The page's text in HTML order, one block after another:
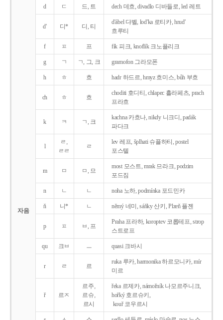
자음
d ㄷ 드, 트 dech 데흐, divadlo 디바들로, led 레트
d' 디* 디, 티
d'ábel 댜벨, lod'ka 로티카, hrud'
흐루티
f ㅍ 프 fík 피크, knoflík 크노플리크
g ㄱ ㄱ, 그, 크 gramofon 그라모폰
h ㅎ 흐 hadr 하드르, hmyz 흐미스, bůh 부흐
ch ㅎ 흐
choditi 호디티, chlapec 흘라페츠, prach
프라흐
k ㅋ ㄱ, 크
kachna 카흐나, nikdy 니크디, padák
파다크
l
ㄹ,
ㄹㄹ
ㄹ
lev 레프, šplhati 슈플하티, postel
포스텔
m ㅁ ㅁ, 므
most 모스트, mrak 므라크, podzim
포드짐
n ㄴ ㄴ noha 노하, podmínka 포드민카
ň 니* ㄴ němý 네미, sáňky 산키, Plzeň 플젠
p ㅍ ㅂ, 프
Praha 프라하, koroptev 코롭테프, strop
스트로프
qu 크ㅂ ㅡ quasi 크바시
r ㄹ 르
ruka 루카, harmonika 하르모니카, mír
미르
ř 르ㅈ
르주,
르슈,
르시
řeka 르제카, námořník 나모르주니크,
hořký 호르슈키,
kouř 코우르시